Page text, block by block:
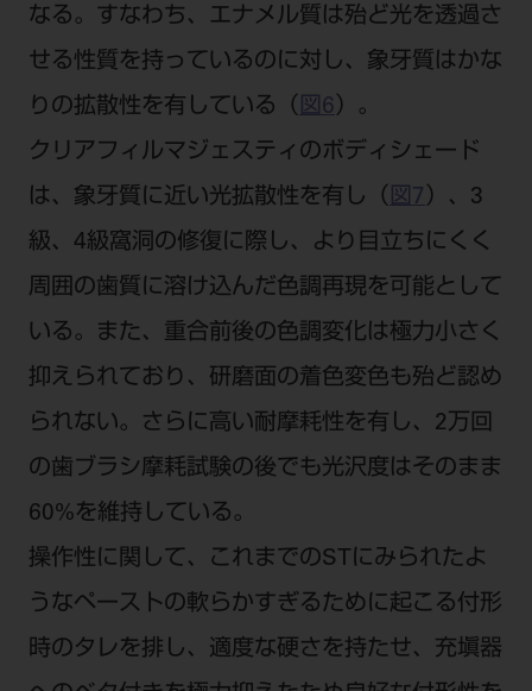
なる。すなわち、エナメル質は殆ど光を透過さ
せる性質を持っているのに対し、象牙質はかな
りの拡散性を有している（ 図6 ）。
クリアフィルマジェスティのボディシェード
は、象牙質に近い光拡散性を有し（ 図7 ）、3
級、4級窩洞の修復に際し、より目立ちにくく
周囲の歯質に溶け込んだ色調再現を可能として
いる。また、重合前後の色調変化は極力小さく
抑えられており、研磨面の着色変色も殆ど認め
られない。さらに高い耐摩耗性を有し、2万回
の歯ブラシ摩耗試験の後でも光沢度はそのまま
60%を維持している。
操作性に関して、これまでのSTにみられたよ
うなペーストの軟らかすぎるために起こる付形
時のタレを排し、適度な硬さを持たせ、充塡器